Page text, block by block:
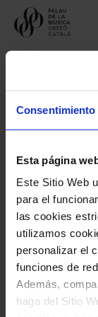
Consentimiento
Esta página
Este Sitio Web
para el
las cookies
utilizamos
personalizar el
funciones de
Además,
haga del Sitio
de
Recuerda
un acto
público el
previamente
ganadores,